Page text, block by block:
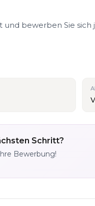
und bewerben Sie
Schritt?
Bewerbung!